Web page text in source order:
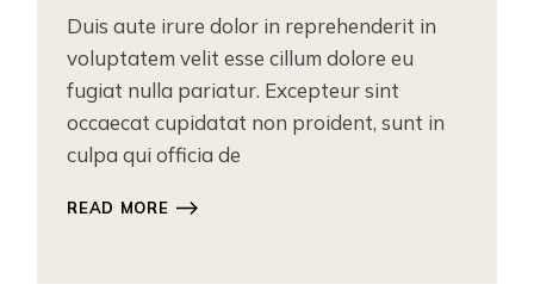
Duis aute irure dolor in reprehenderit in
voluptatem velit esse cillum dolore eu
fugiat nulla pariatur. Excepteur sint
occaecat cupidatat non proident, sunt in
culpa qui officia de
READ MORE